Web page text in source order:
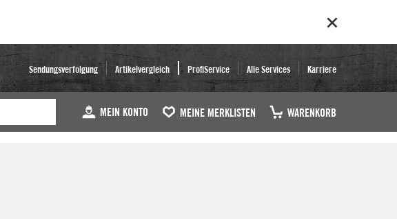
Sendungsverfolgung Artikelvergleich ProfiService Alle Services Karriere
MEIN KONTO MEINE MERKLISTEN WARENKORB